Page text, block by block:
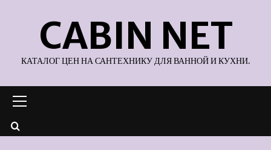
содержимомуCABIN NET
КАТАЛОГ ЦЕН НА САНТЕХНИКУ ДЛЯ ВАННОЙ И КУХНИ.
меню